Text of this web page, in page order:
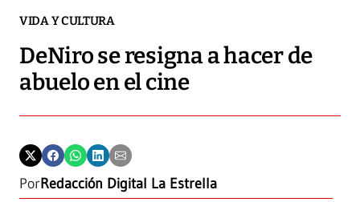
VIDA Y CULTURA
DeNiro se resigna a hacer de
abuelo en el cine
PorRedacción Digital La Estrella